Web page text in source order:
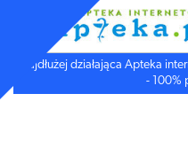
Najdłużej działająca Apteka
- 100%